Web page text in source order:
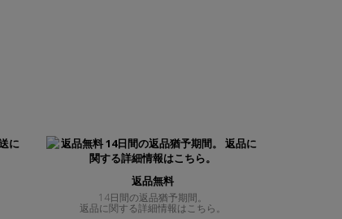
返品無料
14日間の返品猶予期間。
返品に関する詳細情報はこちら。